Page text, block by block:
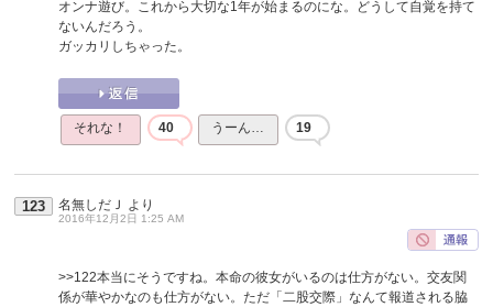
オンナ遊び。これから大切な1年が始まるのにな。どうして自覚を持て
ないんだろう。
ガッカリしちゃった。
それな！ 40 うーん… 19
123 名無しだＪ より
2016年12月2日 1:25 AM
>>122本当にそうですね。本命の彼女がいるのは仕方がない。交友関
係が華やかなのも仕方がない。ただ「二股交際」なんて報道される脇